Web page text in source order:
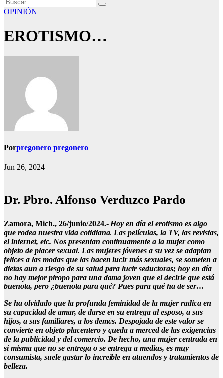
OPINIÓN
EROTISMO…
Porpregonero pregonero
Jun 26, 2024
Dr. Pbro. Alfonso Verduzco Pardo
Zamora, Mich., 26/junio/2024.- Hoy en día el erotismo es algo
que rodea nuestra vida cotidiana. Las películas, la TV, las revistas,
el internet, etc. Nos presentan continuamente a la mujer como
objeto de placer sexual. Las mujeres jóvenes a su vez se adaptan
felices a las modas que las hacen lucir más sexuales, se someten a
dietas aun a riesgo de su salud para lucir seductoras; hoy en día
no hay mejor piropo para una dama joven que el decirle que está
buenota, pero ¿buenota para qué? Pues para qué ha de ser…
Se ha olvidado que la profunda feminidad de la mujer radica en
su capacidad de amar, de darse en su entrega al esposo, a sus
hijos, a sus familiares, a los demás. Despojada de este valor se
convierte en objeto placentero y queda a merced de las exigencias
de la publicidad y del comercio. De hecho, una mujer centrada en
sí misma que no se entrega o se entrega a medias, es muy
consumista, suele gastar lo increíble en atuendos y tratamientos de
belleza.